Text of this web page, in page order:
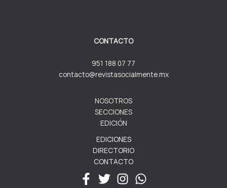
CONTACTO
951 188 07 77
contacto@revistasocialmente.mx
NOSOTROS
SECCIONES
EDICIÓN
EDICIONES
DIRECTORIO
CONTACTO